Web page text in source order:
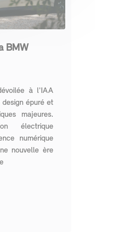
BMW
à l'IAA
épuré et
majeures.
électrique
numérique
nouvelle ère